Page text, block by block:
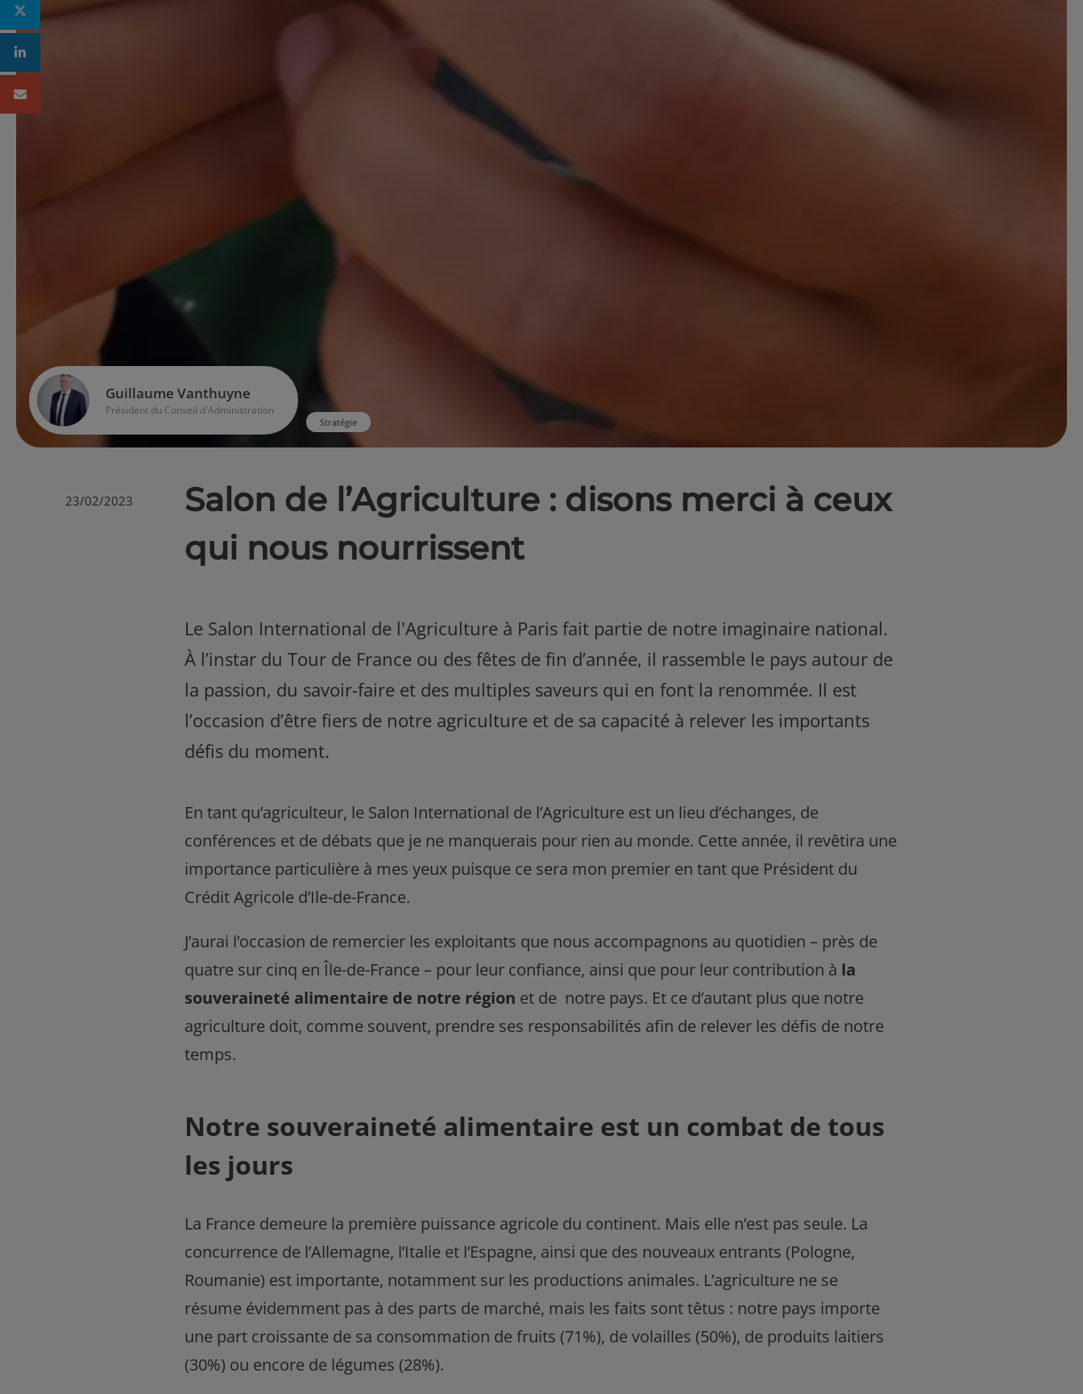
Guillaume Vanthuyne
Président du Conseil d'Administration
Stratégie
23/02/2023
Salon de l’Agriculture : disons merci à ceux
qui nous nourrissent
Le Salon International de l'Agriculture à Paris fait partie de notre imaginaire national.
À l’instar du Tour de France ou des fêtes de fin d’année, il rassemble le pays autour de
la passion, du savoir-faire et des multiples saveurs qui en font la renommée. Il est
l’occasion d’être fiers de notre agriculture et de sa capacité à relever les importants
défis du moment.
En tant qu’agriculteur, le Salon International de l’Agriculture est un lieu d’échanges, de
conférences et de débats que je ne manquerais pour rien au monde. Cette année, il revêtira une
importance particulière à mes yeux puisque ce sera mon premier en tant que Président du
Crédit Agricole d’Ile-de-France.
J’aurai l’occasion de remercier les exploitants que nous accompagnons au quotidien – près de
quatre sur cinq en Île-de-France – pour leur confiance, ainsi que pour leur contribution à la
souveraineté alimentaire de notre région et de notre pays. Et ce d’autant plus que notre
agriculture doit, comme souvent, prendre ses responsabilités afin de relever les défis de notre
temps.
Notre souveraineté alimentaire est un combat de tous
les jours
La France demeure la première puissance agricole du continent. Mais elle n’est pas seule. La
concurrence de l’Allemagne, l’Italie et l’Espagne, ainsi que des nouveaux entrants (Pologne,
Roumanie) est importante, notamment sur les productions animales. L’agriculture ne se
résume évidemment pas à des parts de marché, mais les faits sont têtus : notre pays importe
une part croissante de sa consommation de fruits (71%), de volailles (50%), de produits laitiers
(30%) ou encore de légumes (28%).
Twitter
Linkedin
Mail